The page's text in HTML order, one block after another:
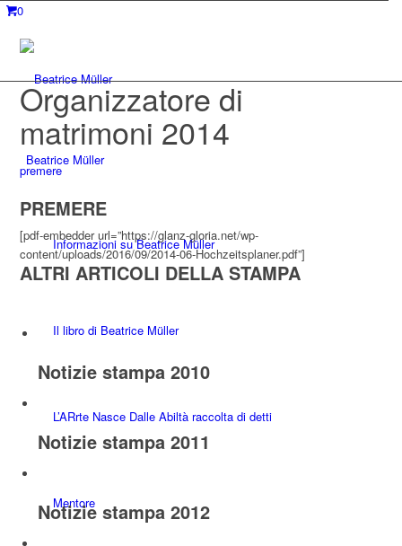
0
Beatrice Müller
Informazioni su Beatrice Müller
Il libro di Beatrice Müller
L’ARrte Nasce Dalle Abiltà raccolta di detti
Mentore
Organizzatore di
matrimoni 2014
premere
PREMERE
[pdf-embedder url=”https://glanz-gloria.net/wp-
content/uploads/2016/09/2014-06-Hochzeitsplaner.pdf”]
ALTRI ARTICOLI DELLA STAMPA
Notizie stampa 2010
Notizie stampa 2011
Notizie stampa 2012